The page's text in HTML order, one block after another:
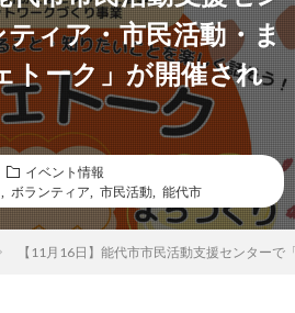
ィア・市民活動・ま
トーク」が開催され
イベント情報
ボランティア 市民活動 能代市
【11月16日】能代市市民活動支援センター